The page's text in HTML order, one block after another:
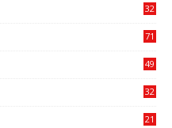
32
71
49
32
21